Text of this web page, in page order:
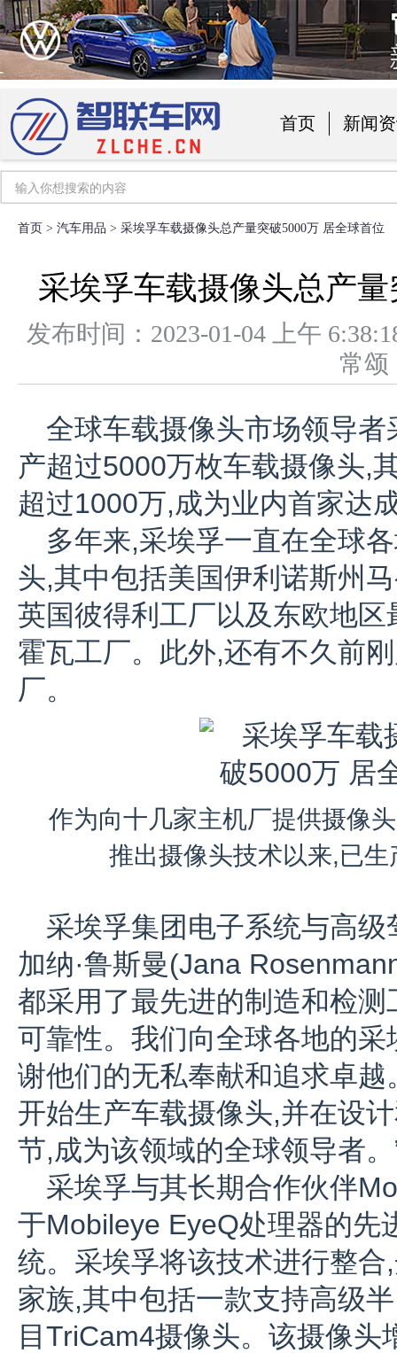
首页 新闻
首页 > 汽车用品 > 采埃孚车载摄像头总产量突破5000万 居全球首位
采埃孚车载摄像头总产
发布时间：2023-01-04 上午
常
全球车载摄像头市场领导
产超过5000万枚车载摄像头,
超过1000万,成为业内首家达
多年来,采埃孚一直在全球
头,其中包括美国伊利诺斯州
英国彼得利工厂以及东欧地
霍瓦工厂。此外,还有不久前
厂。
作为向十几家主机厂提供摄像
推出摄像头技术以来,已
采埃孚集团电子系统与高
加纳·鲁斯曼(Jana
都采用了最先进的制造和检
可靠性。我们向全球各地的
谢他们的无私奉献和追求卓
开始生产车载摄像头,并在设
节,成为该领域的全球领导者。
采埃孚与其长期合作伙伴
于Mobileye EyeQ处理器的先
统。采埃孚将该技术进行整
家族,其中包括一款支持高级
目TriCam4摄像头。该摄像